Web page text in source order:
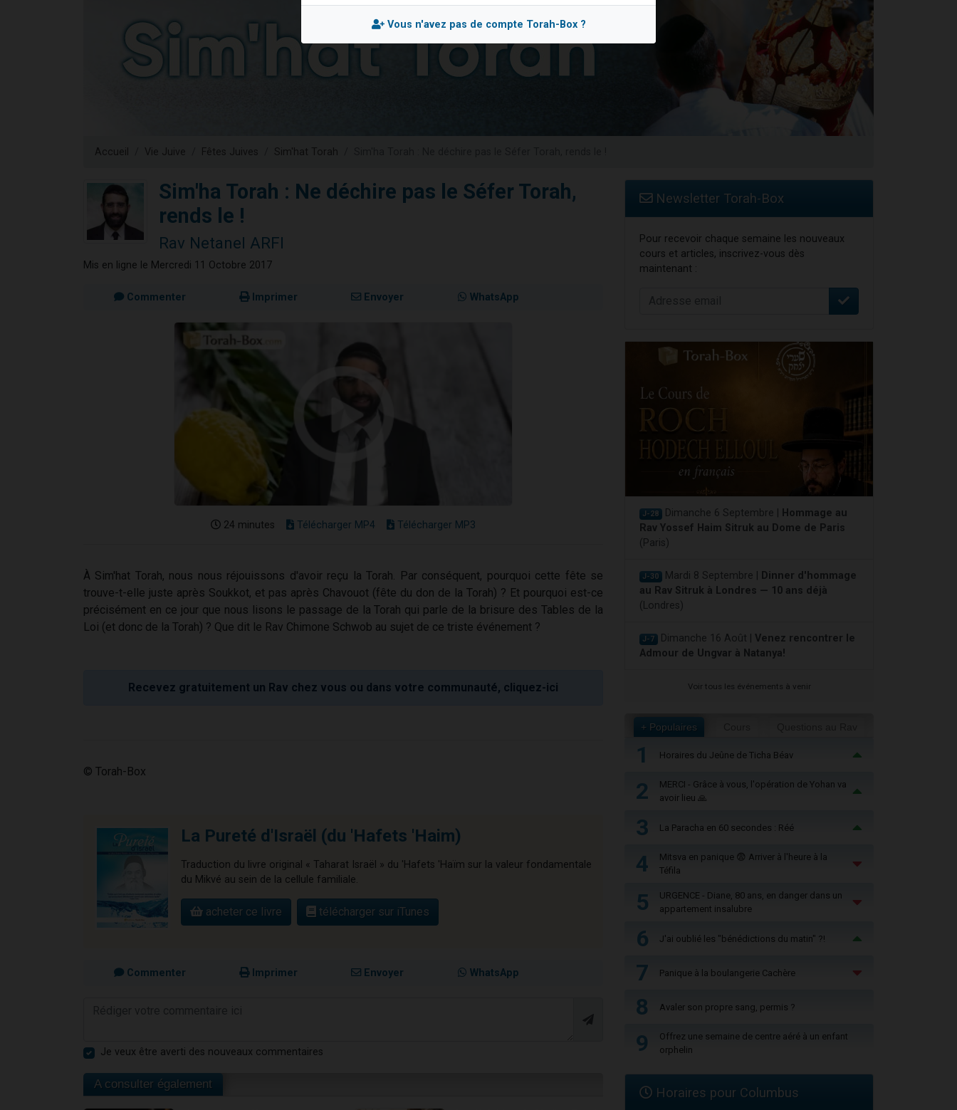
Il reste 49 places pour étudier en groupe sur Zoom
Eva vient de donner son Maasser
Accueil Vie Juive Fêtes Juives Sim'hat Torah
Sim'ha Torah : Ne déchire pas le Séfer Torah,
rends le !
Rav Netanel ARFI
Mis en ligne le Mercredi 11 Octobre 2017
Commenter Imprimer Envoyer WhatsApp
24 minutes Télécharger MP4 Télécharger MP3
À Sim'hat Torah, nous nous réjouissons d'avoir reçu la Torah. Par conséquent, pourquoi cette fête se
trouve-t-elle juste après Soukkot, et pas après Chavouot (fête du don de la Torah) ? Et pourquoi est-ce
précisément en ce jour que nous lisons le passage de la Torah qui parle de la brisure des Tables de la
Loi (et donc de la Torah) ? Que dit le Rav Chimone Schwob au sujet de ce triste événement ?
Recevez gratuitement un Rav chez vous ou dans votre communauté, cliquez-ici
© Torah-Box
La Pureté d'Israël (du 'Hafets 'Haim)
Traduction du livre original « Taharat Israël » du 'Hafets 'Haïm sur la valeur fondamentale
du Mikvé au sein de la cellule familiale.
acheter ce livre télécharger sur iTunes
Commenter Imprimer Envoyer WhatsApp
Je veux être averti des nouveaux commentaires
A consulter également
Newsletter Torah-Box
Pour recevoir chaque semaine les nouveaux
cours et articles, inscrivez-vous dès
maintenant :
J-28 Dimanche 6 Septembre |
Hommage au
Rav Yossef Haim Sitruk au Dome de Paris
(Paris)
J-30 Mardi 8 Septembre |
Dinner d'hommage
au Rav Sitruk à Londres — 10 ans déjà
(Londres)
J-7 Dimanche 16 Août | Venez rencontrer le
Admour de Ungvar à Natanya!
Voir tous les événements à venir
+ Populaires
1 Horaires du Jeûne de Ticha Béav
2
MERCI - Grâce à vous, l'opération de Yohan va
avoir lieu 🙏
3 La Paracha en 60 secondes : Réé
4
Mitsva en panique 😨 Arriver à l'heure à la
Téfila
5
URGENCE - Diane, 80 ans, en danger dans un
appartement insalubre
6 J'ai oublié les "bénédictions du matin" ?!
7 Panique à la boulangerie Cachère
8 Avaler son propre sang, permis ?
9
Offrez une semaine de centre aéré à un enfant
orphelin
Horaires pour Columbus
Vous n'avez pas de compte Torah-Box ?